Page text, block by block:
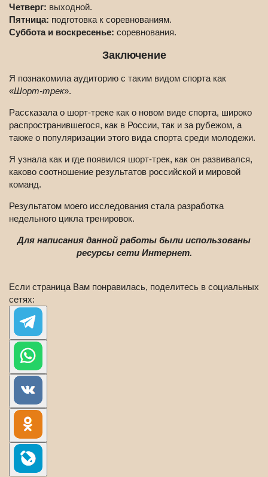
Четверг: выходной.
Пятница: подготовка к соревнованиям.
Суббота и воскресенье: соревнования.
Заключение
Я познакомила аудиторию с таким видом спорта как
«Шорт-трек».
Рассказала о шорт-треке как о новом виде спорта, широко
распространившегося, как в России, так и за рубежом, а
также о популяризации этого вида спорта среди молодежи.
Я узнала как и где появился шорт-трек, как он развивался,
каково соотношение результатов российской и мировой
команд.
Результатом моего исследования стала разработка
недельного цикла тренировок.
Для написания данной работы были использованы
ресурсы сети Интернет.
Если страница Вам понравилась, поделитесь в социальных
сетях: